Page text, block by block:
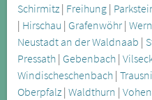
Schirmitz | Freihung |
| Hirschau | Grafenwöhr |
Neustadt an der Waldnaab |
Pressath | Gebenbach |
Windischeschenbach |
Oberpfalz | Waldthurn |